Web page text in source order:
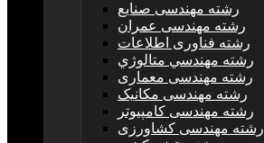
رشته مهندسی صنایع
رشته مهندسی عمران
رشته فناوری اطلاعات
رشته مهندسي متالوژي
رشته مهندسی معماری
رشته مهندسی مکانیک
رشته مهندسی کامپیوتر
رشته مهندسی کشاورزی